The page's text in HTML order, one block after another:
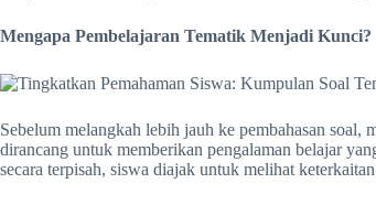
Mengapa Pembelajaran Tematik Menjadi Kunci?
Sebelum melangkah lebih jauh ke pembahasan soal,
dirancang untuk memberikan pengalaman belajar
secara terpisah, siswa diajak untuk melihat